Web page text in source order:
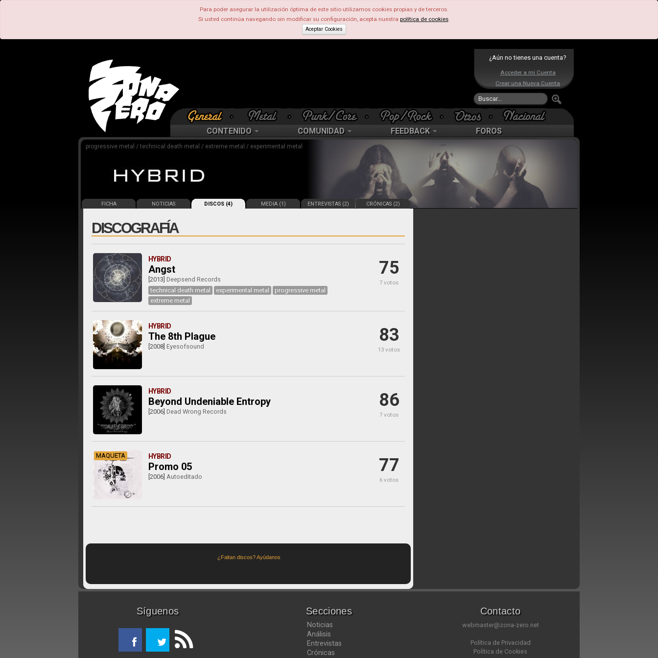
Para poder asegurar la utilización óptima de este sitio utilizamos cookies propias y de terceros.
Si usted continúa navegando sin modificar su configuración, acepta nuestra política de cookies.
Aceptar Cookies
¿Aún no tienes una cuenta?
Acceder a mi Cuenta
Crear una Nueva Cuenta
CONTENIDO COMUNIDAD FEEDBACK FOROS
progressive metal / technical death metal / extreme metal / experimental metal
FICHA NOTICIAS DISCOS (4) MEDIA (1) ENTREVISTAS (2) CRÓNICAS (2)
DISCOGRAFÍA
75
7 votos
HYBRID
Angst
[2013] Deepsend Records
technical death metal
experimental metal
progressive metal
extreme metal
83
13 votos
HYBRID
The 8th Plague
[2008] Eyesofsound
86
7 votos
HYBRID
Beyond Undeniable Entropy
[2006] Dead Wrong Records
77
6 votos
MAQUETA HYBRID
Promo 05
[2006] Autoeditado
¿Faltan discos? Ayúdanos
Síguenos Secciones
Noticias
Análisis
Entrevistas
Crónicas
Contacto
webmaster@zona-zero.net
Política de Privacidad
Política de Cookies